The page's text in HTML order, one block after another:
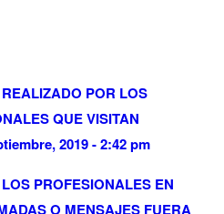
POR LOS
QUE VISITAN
2019 - 2:42 pm
PROFESIONALES EN
O MENSAJES FUERA